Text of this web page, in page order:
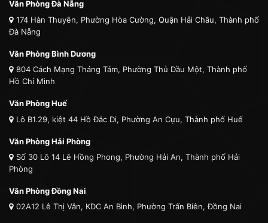
Văn Phòng Đà Nẵng
174 Hàn Thuyên, Phường Hòa Cường, Quận Hải Châu, Thành phố
Đà Nẵng
Văn Phòng Bình Dương
804 Cách Mạng Tháng Tám, Phường Thủ Dầu Một, Thành phố
Hồ Chí Minh
Văn Phòng Huế
Lô B1.29, kiệt 44 Hồ Đắc Di, Phường An Cựu, Thành phố Huế
Văn Phòng Hải Phòng
Số 30 Lô 14 Lê Hồng Phong, Phường Hải An, Thành phố Hải
Phòng
Văn Phòng Đồng Nai
02A12 Lê Thị Vân, KDC An Bình, Phường Trấn Biên, Đồng Nai